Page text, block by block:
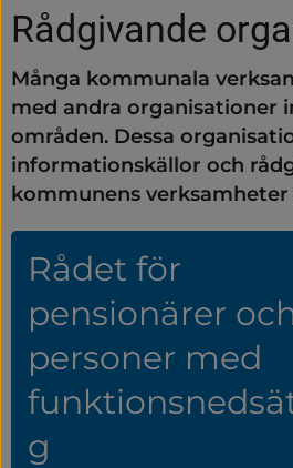
Rådgivande
Många kommunala
med andra organisationer
områden. Dessa
informationskällor och
kommunens
Rådet för
pensionärer
personer med
g